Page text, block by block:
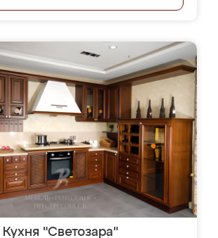
Кухня "Светозара"